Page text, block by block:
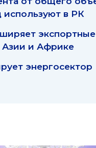
в РК
Азии и Африке
энергосектор